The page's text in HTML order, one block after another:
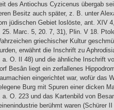
des Antiochus Cyzicenus übergab
Besitz auch später, z. B. unter
jüdischen Gebiet loslöste, ant. XIV
25. Marc. 5, 20. 7, 31), Plin. V 18.
griechischer Kultur
erwähnt die Inschrift zu
a. O. II 48) und die ähnliche Inschrift
Besân liegt ein zerfallenes
eingerichtet war, wofür das
Burg mit Spuren einer dicken
a. O. 223 und das Kartenbild von
berühmt waren (Schürer